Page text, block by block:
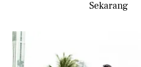
Sekarang